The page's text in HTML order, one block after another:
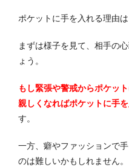
ポケットに手を入れる理由
まずは様子を見て、相手の
ょう。
もし緊張や警戒からポケッ
親しくなればポケットに手
す。
一方、癖やファッションで
のは難しいかもしれません。